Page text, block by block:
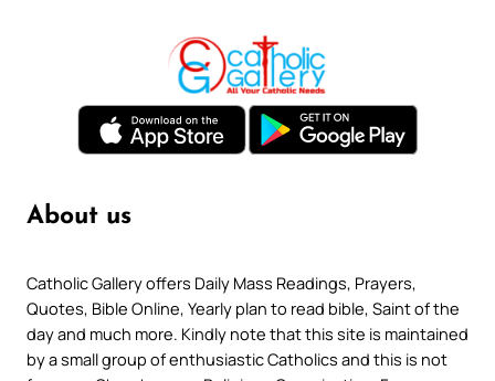
About us
Catholic Gallery offers Daily Mass Readings, Prayers,
Quotes, Bible Online, Yearly plan to read bible, Saint of the
day and much more. Kindly note that this site is maintained
by a small group of enthusiastic Catholics and this is not